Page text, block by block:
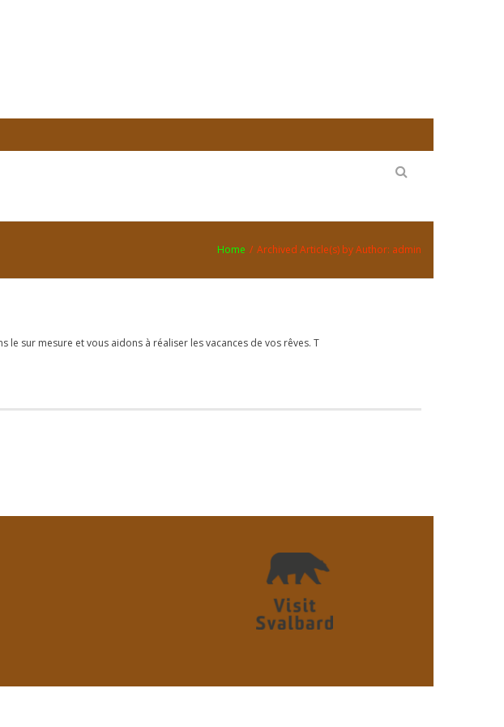
Home / Archived Article(s) by Author: admin
le sur mesure et vous aidons à réaliser les vacances de vos rêves. T